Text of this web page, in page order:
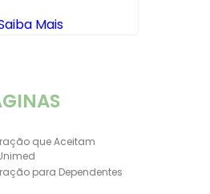
Mais
que Aceitam
para Dependentes